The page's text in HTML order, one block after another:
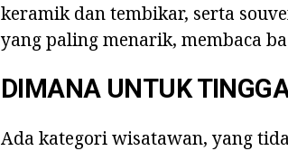
keramik dan tembikar, serta
yang paling menarik, membaca
DIMANA UNTUK
Ada kategori wisatawan, yang